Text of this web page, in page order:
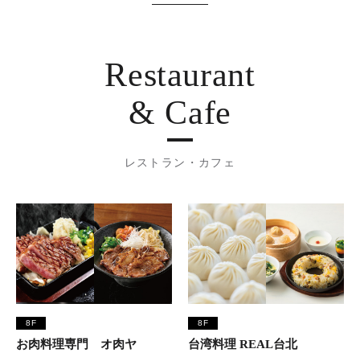
Restaurant
& Cafe
レストラン・カフェ
8F
お肉料理専門 オ肉ヤ
8F
台湾料理 REAL台北